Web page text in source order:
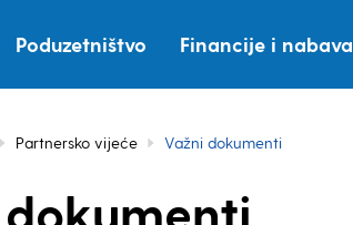
Poduzetništvo Financije i nabava
Partnersko vijeće Važni dokumenti